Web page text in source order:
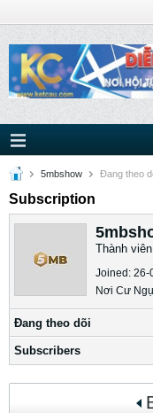
5mbshow Ðang theo
Subscription
Thành
Joined: 26-
Nơi Cư
Ðang theo dõi
Subscribers